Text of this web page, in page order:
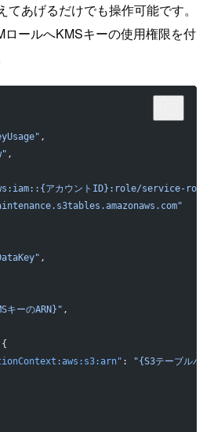
あげるだけでも操作可能です。
ロールへKMSキーの使用権限を付
,
,
アカウントID}:role/service-
,
キーのARN}" ,
:
"{S3テーブル